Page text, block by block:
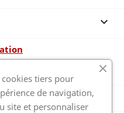


tiers pour
de navigation,
site et personnaliser